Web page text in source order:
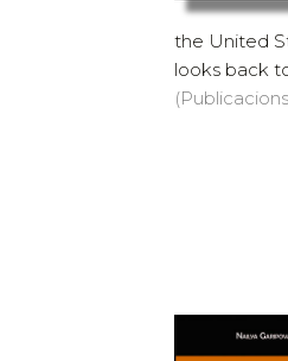
the United
looks back to